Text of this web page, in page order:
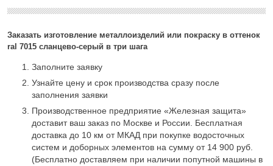
Заказать изготовление металлоизделий или покраску в оттенок
ral 7015 сланцево-серый в три шага
Заполните заявку
Узнайте цену и срок производства сразу после
заполнения заявки
Производственное предприятие «Железная защита»
доставит ваш заказ по Москве и России. Бесплатная
доставка до 10 км от МКАД при покупке водосточных
систем и доборных элементов на сумму от 14 900 руб.
(Бесплатно доставляем при наличии попутной машины в